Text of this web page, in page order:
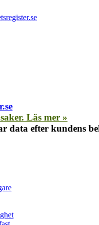
Läs mer »
data efter kundens